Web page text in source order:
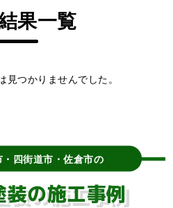
果一覧
見つかりませんでした。
・四街道市・佐倉市の
の施工事例